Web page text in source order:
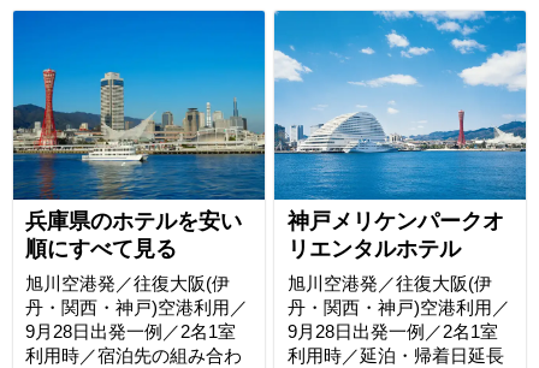
兵庫県のホテルを安い
順にすべて見る
旭川空港発／往復大阪(伊
丹・関西・神戸)空港利用／
9月28日出発一例／2名1室
利用時／宿泊先の組み合わ
神戸メリケンパークオ
リエンタルホテル
旭川空港発／往復大阪(伊
丹・関西・神戸)空港利用／
9月28日出発一例／2名1室
利用時／延泊・帰着日延長